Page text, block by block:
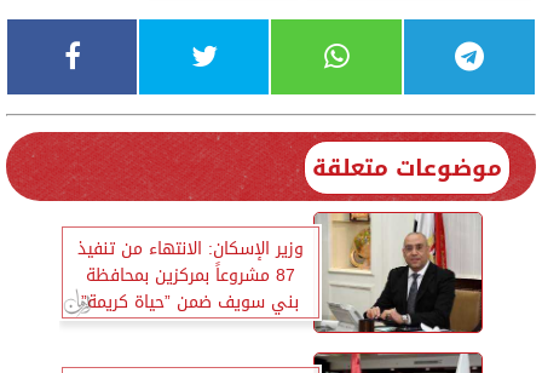
موضوعات متعلقة
وزير الإسكان: الانتهاء من تنفيذ
87 مشروعاً بمركزين بمحافظة
بني سويف ضمن ”حياة كريمة”